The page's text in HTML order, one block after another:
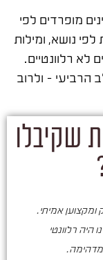
מופרדים לפי
נושא, ומילות
לא רלוונטיים.
– ולרוב
שקיבלו
אמיתי.
היה רלוונטי
מדהימה.